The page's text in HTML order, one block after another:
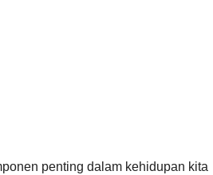
penting dalam kehidupan kita